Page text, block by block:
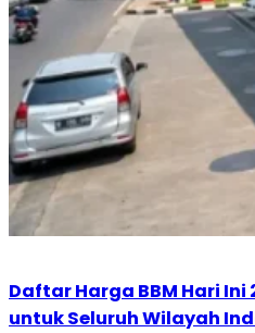
Daftar Harga BBM Hari Ini
untuk Seluruh Wilayah